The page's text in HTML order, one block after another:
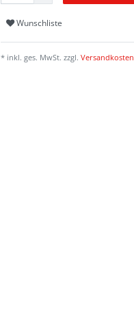
Wunschliste
* inkl. ges. MwSt. zzgl. Versandkosten